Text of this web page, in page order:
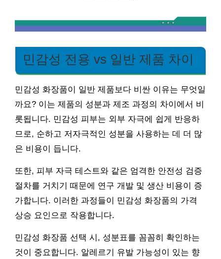
민감성 전용 vs 일반 제품 차이
민감성 화장품이 일반 제품보다 비싼 이유는 무엇일
까요? 이는 제품의 성분과 제조 과정의 차이에서 비
롯됩니다. 민감성 피부는 외부 자극에 쉽게 반응하
므로, 순하고 저자극적인 성분을 사용하는 데 더 많
은 비용이 듭니다.
또한, 피부 자극 테스트와 같은 엄격한 안전성 검증
절차를 거치기 때문에 연구 개발 및 생산 비용이 증
가합니다. 이러한 과정들이 민감성 화장품의 가격
상승 요인으로 작용합니다.
민감성 화장품 선택 시, 성분표를 꼼꼼히 확인하는
것이 중요합니다. 알레르기 유발 가능성이 있는 향